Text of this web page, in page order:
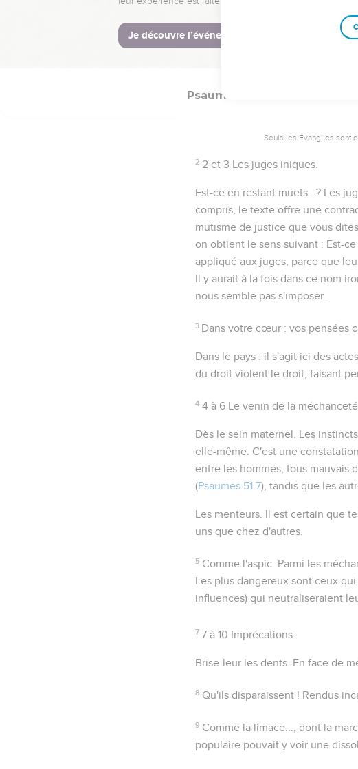
Psaumes
Seuls les Évangiles sont
2 2 et 3 Les juges iniques.
Est-ce en restant muets...? Les
compris, le texte offre une
mutisme de justice que vous
on obtient le sens suivant : Est-
appliqué aux juges, parce que
Il y aurait à la fois dans ce nom
nous semble pas s'imposer.
3 Dans votre cœur : vos pensées
Dans le pays : il s'agit ici des
du droit violent le droit, faisant
4 4 à 6 Le venin de la méchanceté.
Dès le sein maternel . Les
elle-même. C'est une
entre les hommes, tous mauvais
(Psaumes 51.7), tandis que les
Les menteurs . Il est certain que
uns que chez d'autres.
5 Comme l'aspic . Parmi les
Les plus dangereux sont ceux
influences) qui neutraliseraient
7 7 à 10 Imprécations.
Brise-leur les dents . En face de
8 Qu'ils disparaissent ! Rendus
9 Comme la limace...
dont la
populaire pouvait y voir une